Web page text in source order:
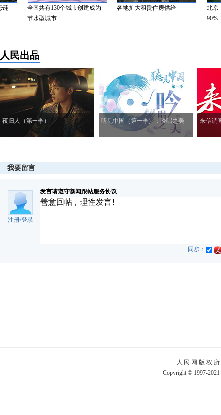
全国共有130个城市创建成为
节水型城市
各地扩大租赁住房供给
北京：
90%
人民出品
夜归人（第一季） 听见中国（第一季）：吟唱之美 来信调
我要留言
注册/登录
发言请遵守新闻跟帖服务协议
同步：
人 民 网 版 权
Copyright © 1997-2021